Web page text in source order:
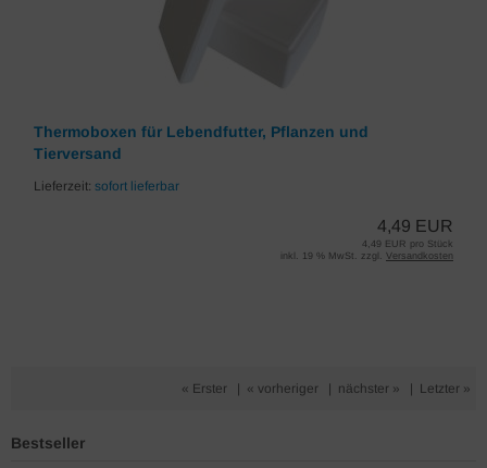
Thermoboxen für Lebendfutter, Pflanzen und
Tierversand
Lieferzeit: sofort lieferbar
4,49 EUR
4,49 EUR pro Stück
inkl. 19 % MwSt. zzgl. Versandkosten
« Erster « vorheriger nächster » Letzter »
Bestseller